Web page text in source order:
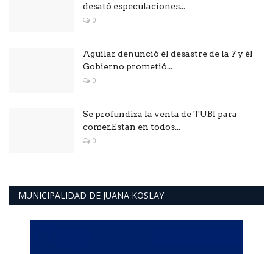
desató especulaciones...
0
Aguilar denunció él desastre de la 7 y él
Gobierno prometió...
0
Se profundiza la venta de TUBI para
comer.Estan en todos...
0
MUNICIPALIDAD DE JUANA KOSLAY